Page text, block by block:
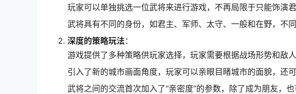
玩家可以单独挑选一位武将来进行游戏，不再局限于只能饰演君
武将具有不同的身份，如君主、军师、太守、一般和在野，不
深度的策略玩法 ：
游戏提供了多种策略供玩家选择，玩家需要根据战场形势和敌
引入了新的城市画面角度，玩家可以亲眼目睹城市的面貌，还
武将之间的交流首次加入了“亲密度”的参数，除了成为朋友，